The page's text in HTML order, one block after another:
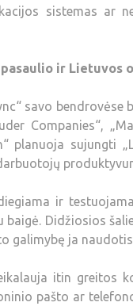
sistemas ar
ir Lietuvos
savo
Companies“,
planuoja sujungti
ir
Didžiosios
galimybę ja
itin greitos
pašto ar